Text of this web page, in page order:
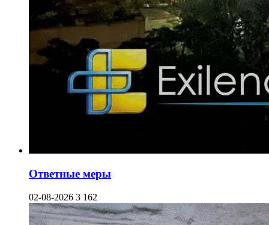
Ответные меры
02-08-2026 3 162